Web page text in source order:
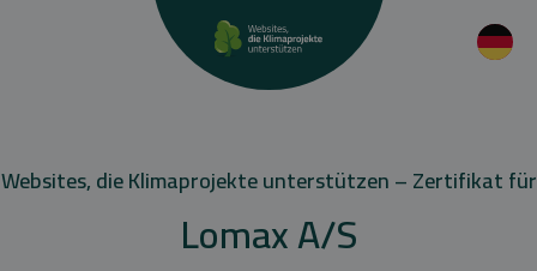
Websites, die Klimaprojekte unterstützen – Zertifikat für
Lomax A/S